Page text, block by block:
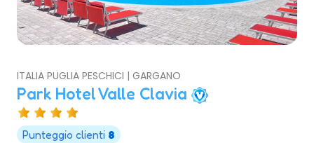
ITALIA PUGLIA PESCHICI | GARGANO
Park Hotel Valle Clavia
Punteggio clienti 8